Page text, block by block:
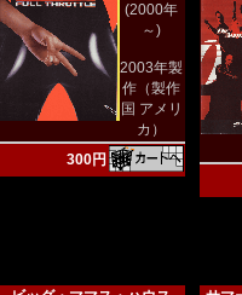
(2000年
～)
2003年製
作（製作
国 アメリ
カ）
300円